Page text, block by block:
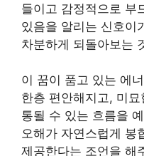
들이고 감정적으로 부
있음을 알리는 신호이
차분하게 되돌아보는
이 꿈이 품고 있는 에
한층 편안해지고, 미
통될 수 있는 흐름을
오해가 자연스럽게 봉
제공한다는 조언을 해